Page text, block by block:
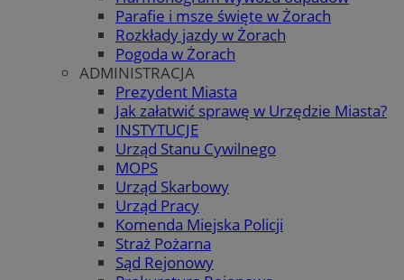
Parafie i msze święte w Żorach
Rozkłady jazdy w Żorach
Pogoda w Żorach
ADMINISTRACJA
Prezydent Miasta
Jak załatwić sprawę w Urzędzie Miasta?
INSTYTUCJE
Urząd Stanu Cywilnego
MOPS
Urząd Skarbowy
Urząd Pracy
Komenda Miejska Policji
Straż Pożarna
Sąd Rejonowy